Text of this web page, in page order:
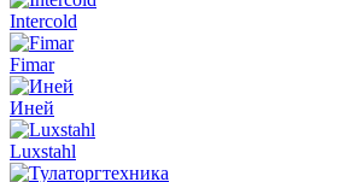
Intercold
Fimar
Иней
Luxstahl